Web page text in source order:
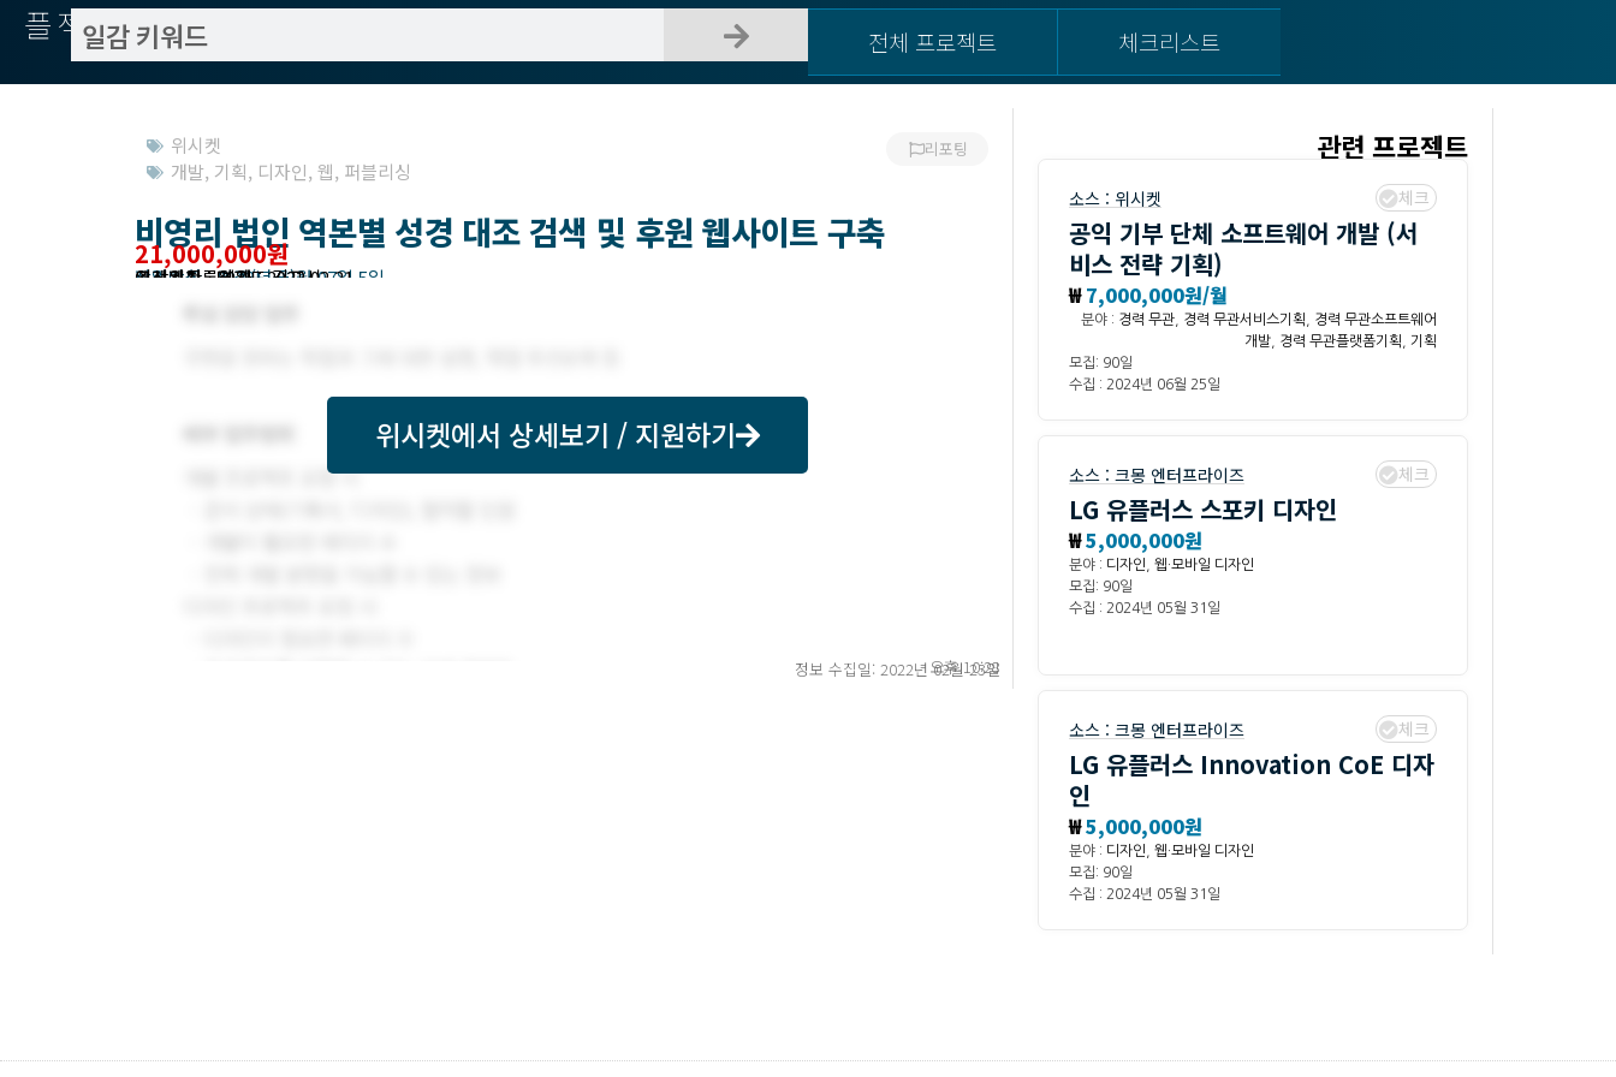
플젝서치 전체 프로젝트 체크리스트
위시켓
개발, 기획, 디자인, 웹, 퍼블리싱
리포팅
비영리 법인 역본별 성경 대조 검색 및 후원 웹사이트 구축
21,000,000원
작업방식 : 외주(도급)
모집기한 : 2022년 03월 07일 5일
예상기간 : 50일
위시켓등록일자 : 2022.02.21.
고객위치 : 경기도 김포시
위시켓에서 상세보기 / 지원하기
정보 수집일: 2022년 02월 23일
오후 10:28
관련 프로젝트
소스 : 위시켓 체크
공익 기부 단체 소프트웨어 개발 (서
비스 전략 기획)
₩7,000,000원/월
분야 : 경력 무관 경력 무관서비스기획
경력 무관소프트웨어
개발
경력 무관플랫폼기획
기획
모집: 90일
수집 : 2024년 06월 25일
소스 : 크몽 엔터프라이즈 체크
LG 유플러스 스포키 디자인
₩5,000,000원
분야 : 디자인
웹·모바일 디자인
모집: 90일
수집 : 2024년 05월 31일
소스 : 크몽 엔터프라이즈 체크
LG 유플러스 Innovation CoE 디자
인
₩5,000,000원
분야 : 디자인
웹·모바일 디자인
모집: 90일
수집 : 2024년 05월 31일